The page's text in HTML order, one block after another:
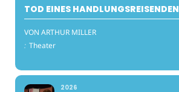
TOD EINES HANDLUNGSREISENDEN
VON ARTHUR MILLER
: Theater
2026